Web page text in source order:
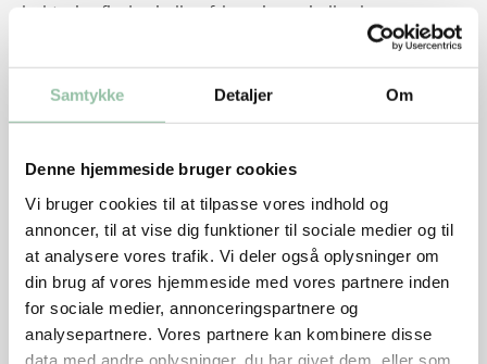
Samtykke Detaljer Om
Denne hjemmeside bruger cookies
Vi bruger cookies til at tilpasse vores indhold og
annoncer, til at vise dig funktioner til sociale medier og til
at analysere vores trafik. Vi deler også oplysninger om
din brug af vores hjemmeside med vores partnere inden
for sociale medier, annonceringspartnere og
analysepartnere. Vores partnere kan kombinere disse
data med andre oplysninger, du har givet dem, eller som
bakterier findes i alle afskygninger i alle slags
Hvilket kød må være rosa?
Man må gerne rosastege hele stege af fx. svinekam,
bakterier vil være på kødets overflade - ikke inde i
midten af kødet. Koteletter, bøffer, medaljoner og
schnitzler skåret af hele kødstykker må også gerne
være rosa indeni.
Må gravide spise rosa kød?
Gravide bør ikke spise rød- og rosastegt kød af alle